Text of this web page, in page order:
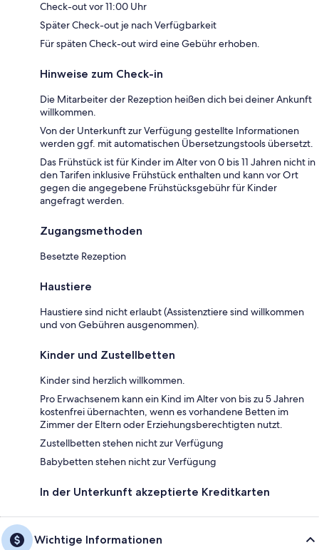
Check-out vor 11:00 Uhr
Später Check-out je nach Verfügbarkeit
Für späten Check-out wird eine Gebühr erhoben.
Hinweise zum Check-in
Die Mitarbeiter der Rezeption heißen dich bei deiner Ankunft
willkommen.
Von der Unterkunft zur Verfügung gestellte Informationen
werden ggf. mit automatischen Übersetzungstools übersetzt.
Das Frühstück ist für Kinder im Alter von 0 bis 11 Jahren nicht in
den Tarifen inklusive Frühstück enthalten und kann vor Ort
gegen die angegebene Frühstücksgebühr für Kinder
angefragt werden.
Zugangsmethoden
Besetzte Rezeption
Haustiere
Haustiere sind nicht erlaubt (Assistenztiere sind willkommen
und von Gebühren ausgenommen).
Kinder und Zustellbetten
Kinder sind herzlich willkommen.
Pro Erwachsenem kann ein Kind im Alter von bis zu 5 Jahren
kostenfrei übernachten, wenn es vorhandene Betten im
Zimmer der Eltern oder Erziehungsberechtigten nutzt.
Zustellbetten stehen nicht zur Verfügung
Babybetten stehen nicht zur Verfügung
In der Unterkunft akzeptierte Kreditkarten
Wichtige Informationen